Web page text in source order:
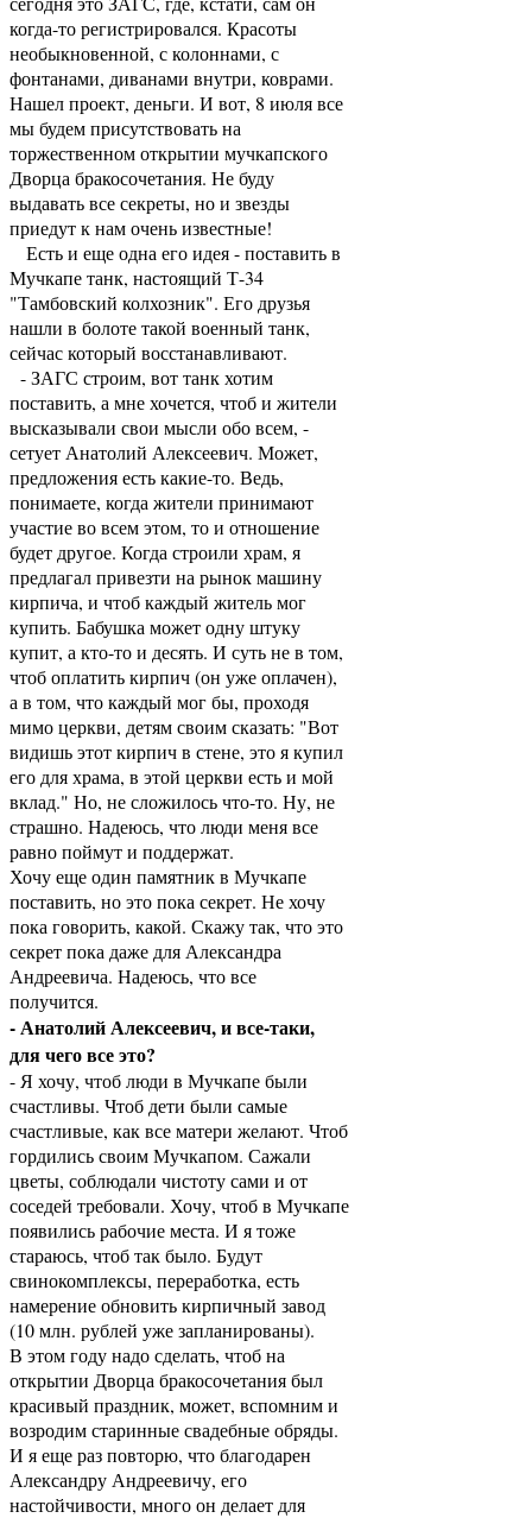
когда-то регистрировался. Красоты
необыкновенной, с колоннами, с
фонтанами, диванами внутри, коврами.
Нашел проект, деньги. И вот, 8 июля все
мы будем присутствовать на
торжественном открытии мучкапского
Дворца бракосочетания. Не буду
выдавать все секреты, но и звезды
приедут к нам очень известные!
Есть и еще одна его идея - поставить в
Мучкапе танк, настоящий Т-34
"Тамбовский колхозник". Его друзья
нашли в болоте такой военный танк,
сейчас который восстанавливают.
- ЗАГС строим, вот танк хотим
поставить, а мне хочется, чтоб и жители
высказывали свои мысли обо всем, -
сетует Анатолий Алексеевич. Может,
предложения есть какие-то. Ведь,
понимаете, когда жители принимают
участие во всем этом, то и отношение
будет другое. Когда строили храм, я
предлагал привезти на рынок машину
кирпича, и чтоб каждый житель мог
купить. Бабушка может одну штуку
купит, а кто-то и десять. И суть не в том,
чтоб оплатить кирпич (он уже оплачен),
а в том, что каждый мог бы, проходя
мимо церкви, детям своим сказать: "Вот
видишь этот кирпич в стене, это я купил
его для храма, в этой церкви есть и мой
вклад." Но, не сложилось что-то. Ну, не
страшно. Надеюсь, что люди меня все
равно поймут и поддержат.
Хочу еще один памятник в Мучкапе
поставить, но это пока секрет. Не хочу
пока говорить, какой. Скажу так, что это
секрет пока даже для Александра
Андреевича. Надеюсь, что все
получится.
- Анатолий Алексеевич, и все-таки,
для чего все это?
- Я хочу, чтоб люди в Мучкапе были
счастливы. Чтоб дети были самые
счастливые, как все матери желают. Чтоб
гордились своим Мучкапом. Сажали
цветы, соблюдали чистоту сами и от
соседей требовали. Хочу, чтоб в Мучкапе
появились рабочие места. И я тоже
стараюсь, чтоб так было. Будут
свинокомплексы, переработка, есть
намерение обновить кирпичный завод
(10 млн. рублей уже запланированы).
В этом году надо сделать, чтоб на
открытии Дворца бракосочетания был
красивый праздник, может, вспомним и
возродим старинные свадебные обряды.
И я еще раз повторю, что благодарен
Александру Андреевичу, его
настойчивости, много он делает для